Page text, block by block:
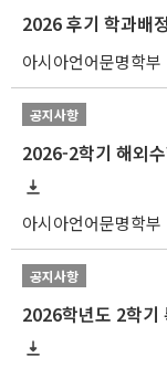
2026 후기 학과배
아시아언어문명학부
공지사항
2026-2학기 해외
아시아언어문명학부
공지사항
2026학년도 2학